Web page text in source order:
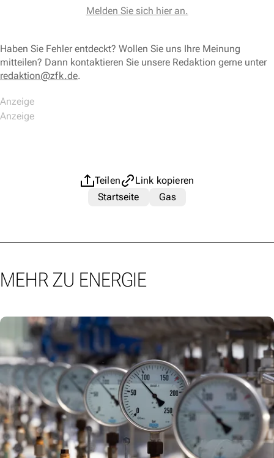
Melden Sie sich hier an.
Haben Sie Fehler entdeckt? Wollen Sie uns Ihre Meinung
mitteilen? Dann kontaktieren Sie unsere Redaktion gerne unter
redaktion@zfk.de.
Teilen
Link kopieren
Startseite
Gas
MEHR ZU ENERGIE